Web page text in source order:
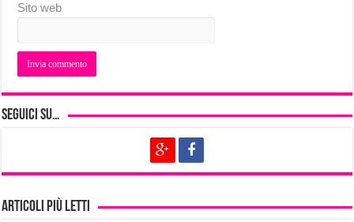
Sito web
Seguici su…
Articoli più letti